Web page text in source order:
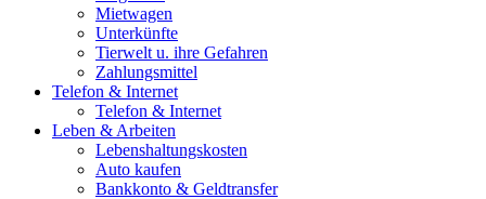
Mietwagen
Unterkünfte
Tierwelt u. ihre Gefahren
Zahlungsmittel
Telefon & Internet
Telefon & Internet
Leben & Arbeiten
Lebenshaltungskosten
Auto kaufen
Bankkonto & Geldtransfer